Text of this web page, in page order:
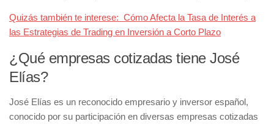
Quizás también te interese: Cómo Afecta la Tasa de Interés a
las Estrategias de Trading en Inversión a Corto Plazo
¿Qué empresas cotizadas tiene José
Elías?
José Elías es un reconocido empresario y inversor español,
conocido por su participación en diversas empresas cotizadas